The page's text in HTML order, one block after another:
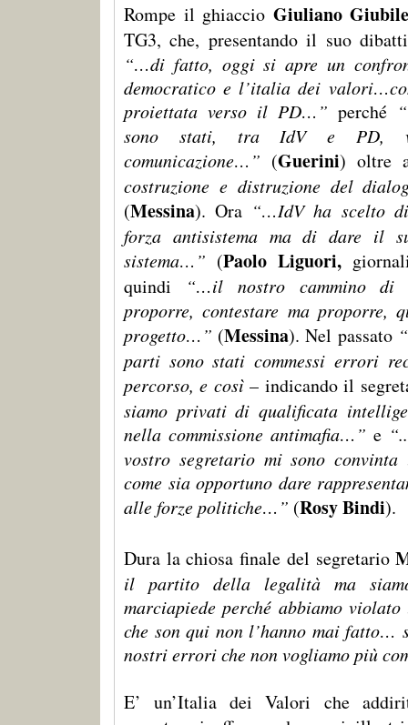
Rompe il ghiaccio Giuliano
TG3, che, presentando il suo
“…di fatto, oggi si apre un
democratico e l’italia dei
proiettata verso il PD…” perché
sono stati, tra IdV e PD,
comunicazione…” (Guerini) oltre
costruzione e distruzione del
(Messina). Ora “…IdV ha scelto
forza antisistema ma di dare il
sistema…” (Paolo Liguori,
quindi
“…il nostro cammino di
proporre, contestare ma proporre,
progetto…” (Messina). Nel passato
parti sono stati commessi errori
percorso, e così– indicando il
siamo privati di qualificata
nella commissione antimafia…” e
vostro segretario mi sono
come sia opportuno dare
alle forze politiche…” (Rosy Bindi).
Dura la chiosa finale del segretario
il partito della legalità ma
marciapiede perché abbiamo
che son qui non l’hanno mai fatto…
nostri errori che non vogliamo più
E’ un’Italia dei Valori che